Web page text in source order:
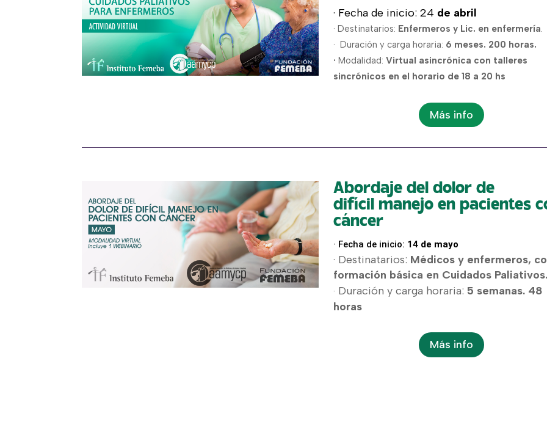
· Fecha de inicio: 24 de abril
· Destinatarios: Enfermeros y Lic. en enfermería.
· Duración y carga horaria: 6 meses. 200 horas.
· Modalidad: Virtual asincrónica con talleres
sincrónicos en el horario de 18 a 20 hs
Más info
Abordaje del dolor de
difícil manejo en pacientes
cáncer
· Fecha de inicio: 14 de mayo
· Destinatarios: Médicos y enfermeros,
formación básica en Cuidados Paliativos.
· Duración y carga horaria: 5 semanas. 48
horas
Más info